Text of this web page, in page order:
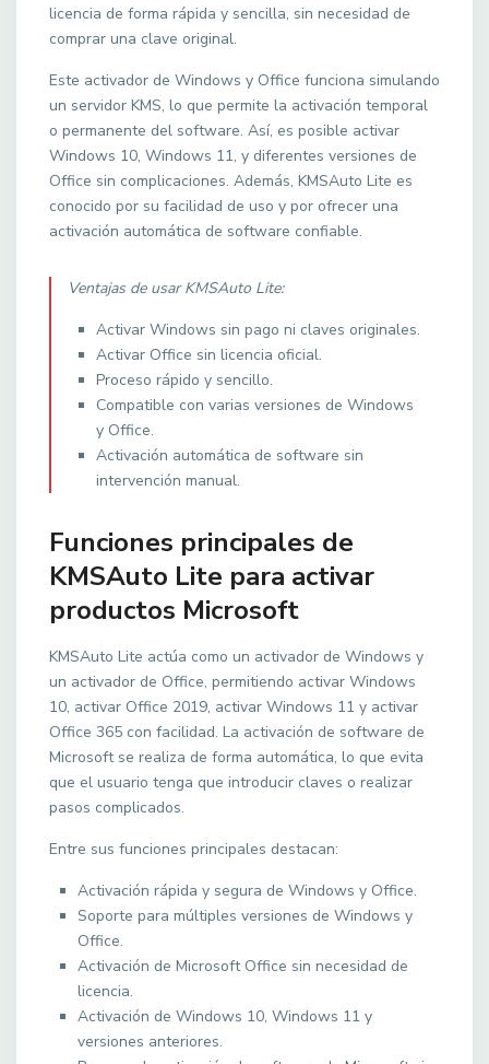
licencia de forma rápida y sencilla, sin necesidad de
comprar una clave original.
Este activador de Windows y Office funciona simulando
un servidor KMS, lo que permite la activación temporal
o permanente del software. Así, es posible activar
Windows 10, Windows 11, y diferentes versiones de
Office sin complicaciones. Además, KMSAuto Lite es
conocido por su facilidad de uso y por ofrecer una
activación automática de software confiable.
Ventajas de usar KMSAuto Lite:
Activar Windows sin pago ni claves originales.
Activar Office sin licencia oficial.
Proceso rápido y sencillo.
Compatible con varias versiones de Windows
y Office.
Activación automática de software sin
intervención manual.
Funciones principales de
KMSAuto Lite para activar
productos Microsoft
KMSAuto Lite actúa como un activador de Windows y
un activador de Office, permitiendo activar Windows
10, activar Office 2019, activar Windows 11 y activar
Office 365 con facilidad. La activación de software de
Microsoft se realiza de forma automática, lo que evita
que el usuario tenga que introducir claves o realizar
pasos complicados.
Entre sus funciones principales destacan:
Activación rápida y segura de Windows y Office.
Soporte para múltiples versiones de Windows y
Office.
Activación de Microsoft Office sin necesidad de
licencia.
Activación de Windows 10, Windows 11 y
versiones anteriores.